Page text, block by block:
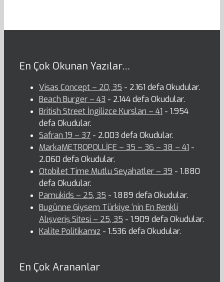
En Çok Okunan Yazılar…
Visas Concept – 20, 35 - 2.161 defa Okudular.
Beach Burger – 43 - 2.144 defa Okudular.
British Street İngilizce Kursları – 41 - 1.954
defa Okudular.
Safran 19 – 37 - 2.003 defa Okudular.
MarkaMETROPOLLİFE – 35 – 36 – 38 – 41 -
2.060 defa Okudular.
Otobilet Time Mutlu Seyahatler – 39 - 1.880
defa Okudular.
Pamukids – 25, 35 - 1.889 defa Okudular.
Bugünne Giysem Türkiye ‘nin En Renkli
Alışveriş Sitesi – 25, 35 - 1.909 defa Okudular.
Kalite Politikamız - 1.536 defa Okudular.
En Çok Arananlar